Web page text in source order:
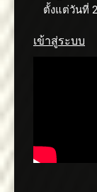
ตั้งแต่วันที่
เข้าสู่ระบบ